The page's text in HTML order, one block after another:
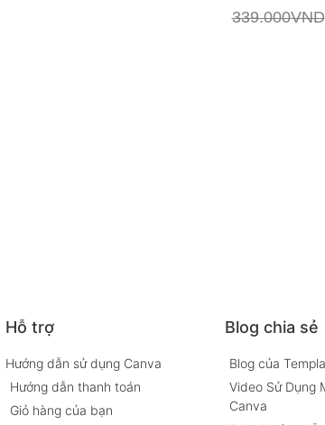
339.000VND
Hỗ trợ
Hướng dẫn sử dụng Canva
Hướng dẫn thanh toán
Giỏ hàng của bạn
Blog chia sẻ
Blog của
Video Sử Dụng
Canva